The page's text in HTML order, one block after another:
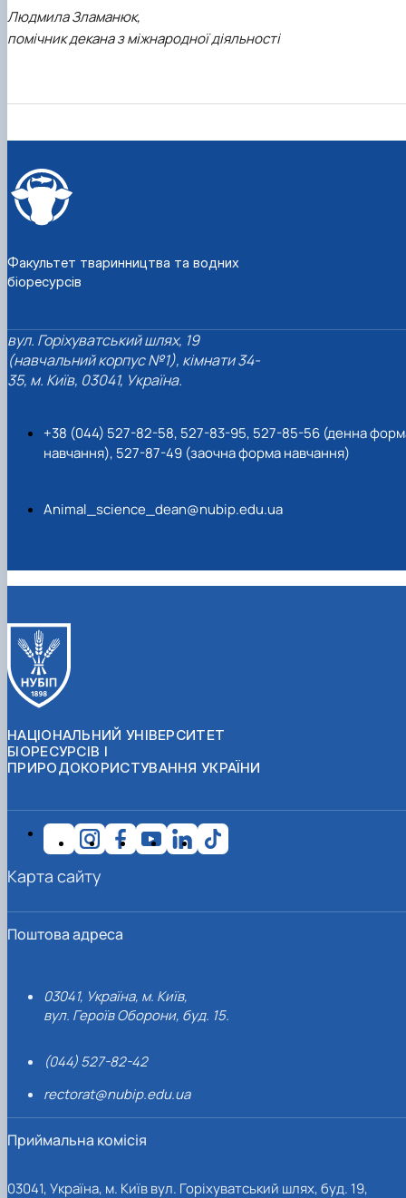
Людмила Зламанюк,
помічник декана з міжнародної діяльності
Факультет тваринництва та водних
біоресурсів
вул. Горіхуватський шлях, 19
(навчальний корпус №1), кімнати 34-
35, м. Київ, 03041, Україна.
+38 (044) 527-82-58, 527-83-95, 527-85-56 (денна
навчання), 527-87-49 (заочна форма навчання)
Animal_science_dean@nubip.edu.ua
НАЦІОНАЛЬНИЙ УНІВЕРСИТЕТ
БІОРЕСУРСІВ І
ПРИРОДОКОРИСТУВАННЯ УКРАЇНИ
Поштова адреса
03041, Україна, м. Київ,
вул. Героїв Оборони, буд. 15.
(044) 527-82-42
rectorat@nubip.edu.ua
Приймальна комісія
03041, Україна, м. Київ вул. Горіхуватський шлях, буд. 19,
Карта сайту